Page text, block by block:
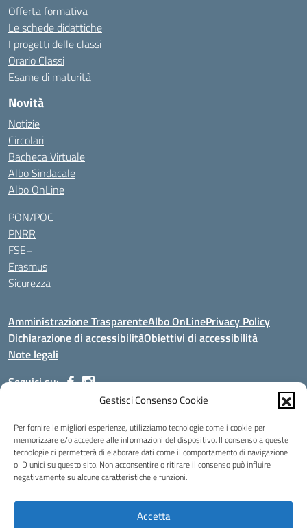
Gestisci Consenso Cookie
Per fornire le migliori esperienze, utilizziamo tecnologie come i cookie per
memorizzare e/o accedere alle informazioni del dispositivo. Il consenso a queste
tecnologie ci permetterà di elaborare dati come il comportamento di navigazione
o ID unici su questo sito. Non acconsentire o ritirare il consenso può influire
negativamente su alcune caratteristiche e funzioni.
Accetta
Offerta formativa
Le schede didattiche
I progetti delle classi
Orario Classi
Esame di maturità
Novità
Notizie
Circolari
Bacheca Virtuale
Albo Sindacale
Albo OnLine
PON/POC
PNRR
FSE+
Erasmus
Sicurezza
Amministrazione TrasparenteAlbo OnLinePrivacy Policy
Dichiarazione di accessibilitàObiettivi di accessibilità
Note legali
Seguici su:
Indirizzo:Via Malagrida, 3 - 22017 Menaggio (CO)
Centralino:+39 0344.32.539 Email:cois00100g@istruzione.it
Posta elettronica certificata (PEC):cois00100g@pec.istruzione.it
Codice fiscale: 84004690131
Codice Indice delle Pubbliche Amministrazioni (IPA): istsc_cois00100g
Codice unico di fatturazione (CUF): UFMDNA